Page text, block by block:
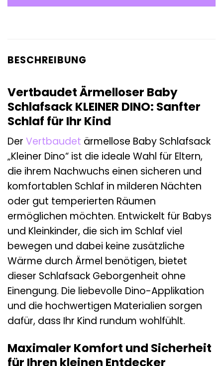
BESCHREIBUNG
Vertbaudet Ärmelloser Baby
Schlafsack KLEINER DINO: Sanfter
Schlaf für Ihr Kind
Der Vertbaudet ärmellose Baby Schlafsack
„Kleiner Dino“ ist die ideale Wahl für Eltern,
die ihrem Nachwuchs einen sicheren und
komfortablen Schlaf in milderen Nächten
oder gut temperierten Räumen
ermöglichen möchten. Entwickelt für Babys
und Kleinkinder, die sich im Schlaf viel
bewegen und dabei keine zusätzliche
Wärme durch Ärmel benötigen, bietet
dieser Schlafsack Geborgenheit ohne
Einengung. Die liebevolle Dino-Applikation
und die hochwertigen Materialien sorgen
dafür, dass Ihr Kind rundum wohlfühlt.
Maximaler Komfort und Sicherheit
für Ihren kleinen Entdecker